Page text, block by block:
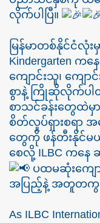
လိုက်ပါပြီ။
မြန်မာတစ်နိုင်ငံလုံ
Kindergarten က
ကျောင်းသူ၊ ကျေ
စွာနဲ့ ကြိုဆိုလိုက်ပ
စာသင်ခန်းတွေထဲ
စိတ်လှုပ်ရှားစရာ
တွေကို ဖန်တီးနိုင်မ
စေလို့ ILBC ကနေ
ပထမဆုံးကျ
အပြည့်နဲ့ အတူတကွ
As ILBC